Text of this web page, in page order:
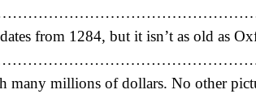
from 1284, but it isn’t as old as
many millions of dollars. No other